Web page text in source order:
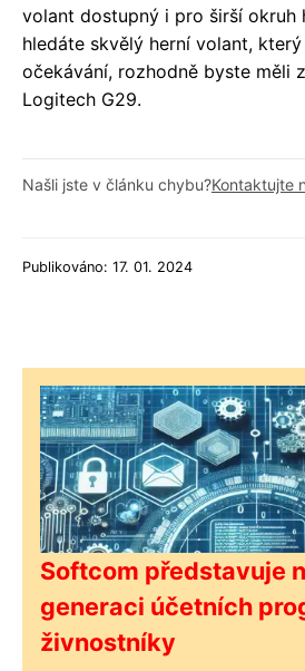
volant dostupný i pro širší okruh
hledáte skvělý herní volant,
očekávání, rozhodně byste měli
Logitech G29.
Našli jste v článku chybu?Kontaktujte
Publikováno: 17. 01. 2024
Softcom představuje
generaci účetních
živnostníky